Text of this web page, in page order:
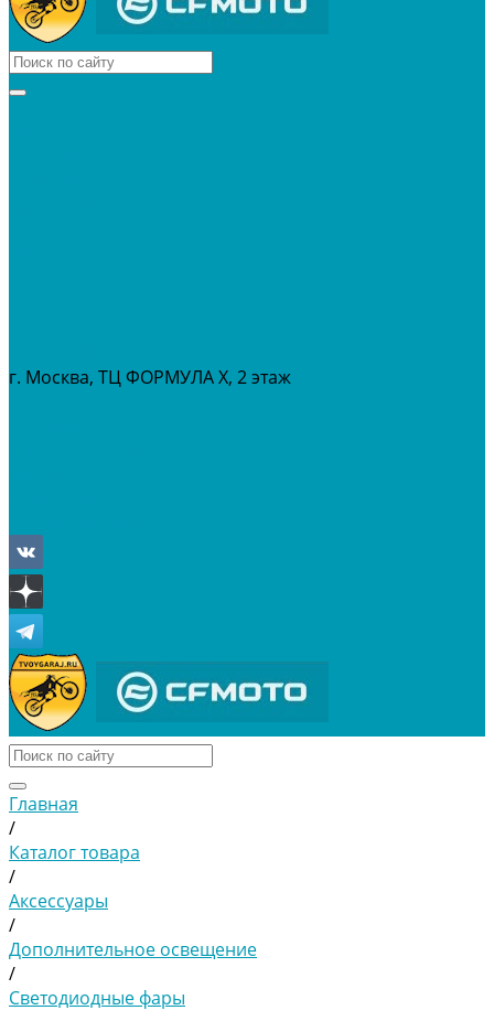
г. Москва, ТЦ ФОРМУЛА Х, 2 этаж
Главная
/
Каталог товара
/
Аксессуары
/
Дополнительное освещение
/
Светодиодные фары